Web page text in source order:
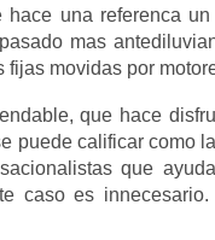
hace una referenca
mas
movidas por
que hace
puede calificar como
que
caso es